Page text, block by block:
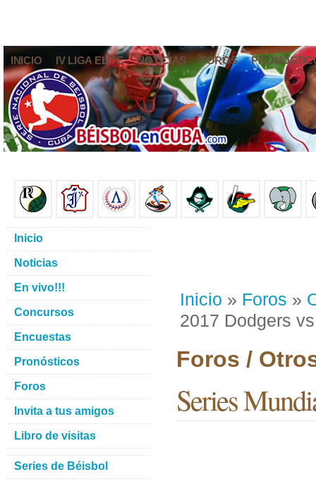
INICIO IV LIGA ELITE NOTICIAS FOROS
Inicio » Foros »
2017 Dodgers
Foros /
Series
Inicio
Noticias
En vivo!!!
Concursos
Encuestas
Pronósticos
Foros
Invita a tus amigos
Libro de visitas
Series de Béisbol